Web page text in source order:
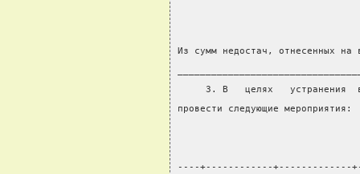
Из сумм недостач, отнесенных на
3. В   целях   устранения
провести следующие мероприятия:
----+------------+-------------